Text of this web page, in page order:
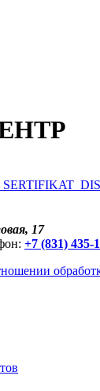
17
+7 (831) 435-